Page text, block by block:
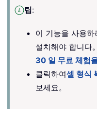
팁:
이 기능을 사용하
설치해야 합니다。
30 일 무료 체험
클릭하여셀 형식
보세요。